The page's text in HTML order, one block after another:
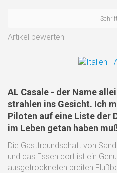
Artikel bewerten
AL Casale - der Name
strahlen ins Gesicht. Ich
Piloten auf eine Liste der
im Leben getan haben
Die Gastfreundschaft von
und das Essen dort ist ein
ausgetrockneten breiten